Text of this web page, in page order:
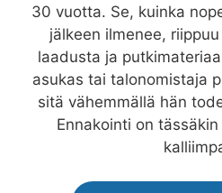
30 vuotta. Se, kuinka
jälkeen ilmenee,
laadusta ja
asukas tai talonomistaja
sitä vähemmällä hän
Ennakointi on